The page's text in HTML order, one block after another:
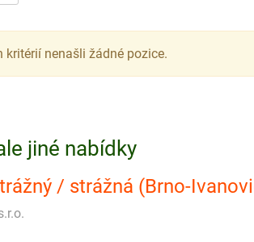
kritérií nenašli žádné pozice.
jiné nabídky
/ strážná (Brno-